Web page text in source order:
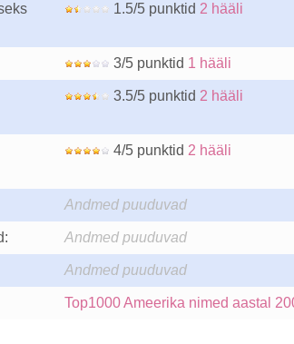
1.5/5 punktid 2 hääli
3/5 punktid 1 hääli
3.5/5 punktid 2 hääli
4/5 punktid 2 hääli
Andmed puuduvad
Andmed puuduvad
Andmed puuduvad
Top1000 Ameerika nimed aastal